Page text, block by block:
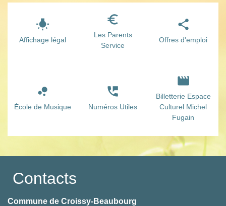
wb_incandescent
Affichage légal
euro_symbol
Les Parents
Service
share
Offres d'emploi
bubble_chart
École de Musique
perm_phone_msg
Numéros Utiles
movie
Billetterie Espace
Culturel Michel
Fugain
Contacts
Commune de Croissy-Beaubourg